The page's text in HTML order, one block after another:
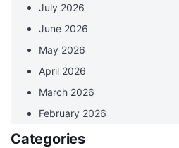
July 2026
June 2026
May 2026
April 2026
March 2026
February 2026
Categories